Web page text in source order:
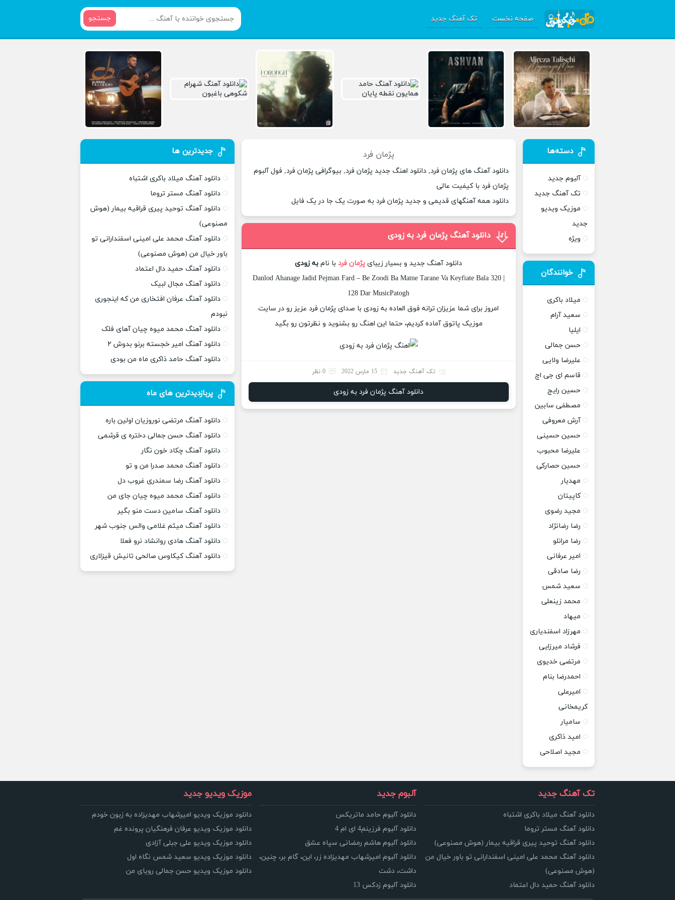
صفحه نخست تک آهنگ جدید جستجو
پژمان فرد
دانلود آهنگ های پژمان فرد, دانلود اهنگ جدید پژمان فرد, بیوگرافی پژمان فرد, فول آلبوم
پژمان فرد با کیفیت عالی
دانلود همه آهنگهای قدیمی و جدید پژمان فرد به صورت یک جا در یک فایل
دانلود آهنگ پژمان فرد به زودی
دانلود آهنگ جدید و بسیار زیبای پژمان فردبا نام به زودی
Danlod Ahanage Jadid Pejman Fard – Be Zoodi Ba Matne Tarane Va Keyfiate Bala 320 |
128 Dar MusicPatogh
امروز برای شما عزیزان ترانه فوق العاده به زودی با صدای پژمان فرد عزیز رو در سایت
موزیک پاتوق آماده کردیم، حتما این اهنگ رو بشنوید و نظرتون رو بگید
تک آهنگ جدید 15 مارس 2022 0 نظر
دانلود آهنگ پژمان فرد به زودی
دسته‌ها
آلبوم جدید
تک آهنگ جدید
موزیک ویدیو
جدید
ویژه
خوانندگان
میلاد باکری
سعید آرام
ایلیا
حسن جمالی
علیرضا ولایی
قاسم ای جی اچ
حسین رایج
مصطفی سابین
آرش معروفی
حسین حسینی
علیرضا محبوب
حسین حصارکی
مهدیار
کاپیتان
مجید رضوی
رضا رضانژاد
رضا مرانلو
امیر عرفانی
رضا صادقی
سعید شمس
محمد زینعلی
میهاد
مهرزاد اسفندیاری
فرشاد میرزایی
مرتضی خدیوی
احمدرضا بنام
امیرعلی
کریمخانی
سامیار
امید ذاکری
مجید اصلاحی
جدیدترین ها
دانلود آهنگ میلاد باکری اشتباه
دانلود آهنگ مستر تروما
دانلود آهنگ توحید پیری قراقیه بیمار (هوش
مصنوعی)
دانلود آهنگ محمد علی امینی اسفندارانی تو
باور خیال من (هوش مصنوعی)
دانلود آهنگ حمید دال اعتماد
دانلود آهنگ مجال لبیک
دانلود آهنگ عرفان افتخاری من که اینجوری
نبودم
دانلود آهنگ محمد میوه چیان آهای فلک
دانلود آهنگ امیر خجسته برنو بدوش ۲
دانلود آهنگ حامد ذاکری ماه من بودی
پربازدیدترین های ماه
دانلود آهنگ مرتضی نوروزیان اولین باره
دانلود آهنگ حسن جمالی دختره ی قرشمی
دانلود آهنگ چکاد خون نگار
دانلود آهنگ محمد صدرا من و تو
دانلود آهنگ رضا سمندری غروب دل
دانلود آهنگ محمد میوه چیان جای من
دانلود آهنگ سامین دست منو بگیر
دانلود آهنگ میثم غلامی والس جنوب شهر
دانلود آهنگ هادی روانشاد نرو فعلا
دانلود آهنگ کیکاوس صالحی تانیش قیزلاری
تک آهنگ جدید
دانلود آهنگ میلاد باکری اشتباه
دانلود آهنگ مستر تروما
دانلود آهنگ توحید پیری قراقیه بیمار (هوش مصنوعی)
دانلود آهنگ محمد علی امینی اسفندارانی تو باور خیال من
(هوش مصنوعی)
دانلود آهنگ حمید دال اعتماد
آلبوم جدید
دانلود آلبوم حامد ماتریکس
دانلود آلبوم فرزینم4 ای ام 4
دانلود آلبوم هاشم رمضانی سپاه عشق
دانلود آلبوم امیرشهاب مهدیزاده زر، این، گام بر، چنین،
داشت، دشت
دانلود آلبوم زدکس 13
موزیک ویدیو جدید
دانلود موزیک ویدیو امیرشهاب مهدیزاده به زبون خودم
دانلود موزیک ویدیو عرفان فرهنگیان پرونده غم
دانلود موزیک ویدیو علی جبلی آزادی
دانلود موزیک ویدیو سعید شمس نگاه اول
دانلود موزیک ویدیو حسن جمالی رویای من